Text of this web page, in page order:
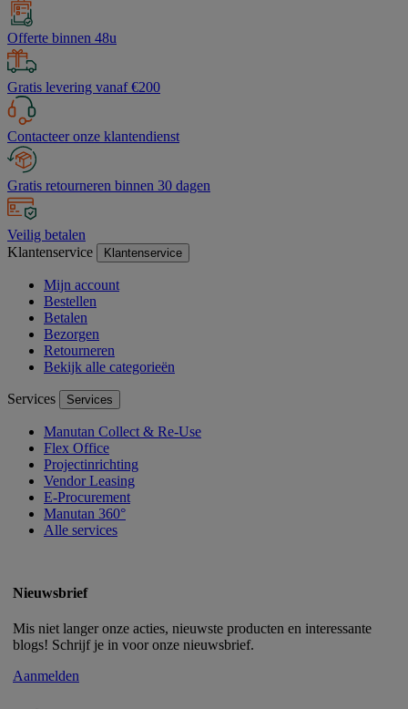
Offerte binnen 48u
Gratis levering vanaf €200
Contacteer onze klantendienst
Gratis retourneren binnen 30 dagen
Veilig betalen
Klantenservice
Klantenservice
Mijn account
Bestellen
Betalen
Bezorgen
Retourneren
Bekijk alle categorieën
Services Services
Manutan Collect & Re-Use
Flex Office
Projectinrichting
Vendor Leasing
E-Procurement
Manutan 360°
Alle services
Nieuwsbrief
Mis niet langer onze acties, nieuwste producten en interessante
blogs! Schrijf je in voor onze nieuwsbrief.
Aanmelden